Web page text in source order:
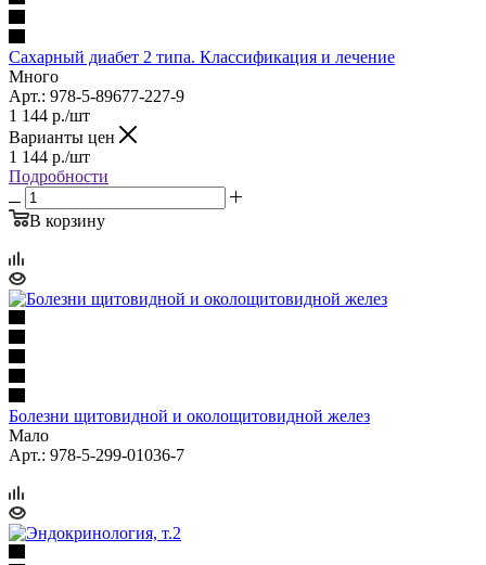
Сахарный диабет 2 типа. Классификация и лечение
Много
Арт.: 978-5-89677-227-9
1 144 р./шт
Варианты цен
1 144 р./шт
Подробности
В корзину
Болезни щитовидной и околощитовидной желез
Мало
Арт.: 978-5-299-01036-7